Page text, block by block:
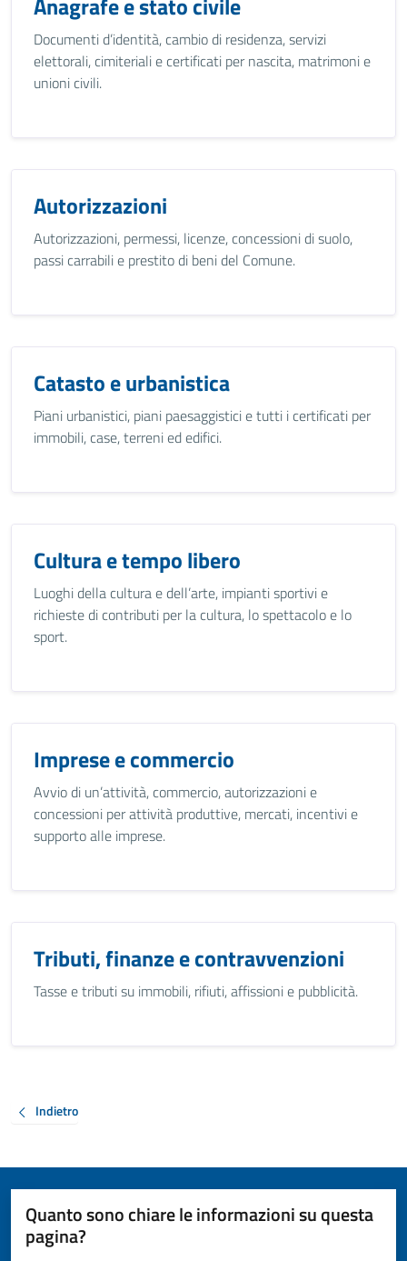
Documenti d’identità, cambio di residenza, servizi
elettorali, cimiteriali e certificati per nascita, matrimoni e
unioni civili.
Autorizzazioni
Autorizzazioni, permessi, licenze, concessioni di suolo,
passi carrabili e prestito di beni del Comune.
Catasto e urbanistica
Piani urbanistici, piani paesaggistici e tutti i certificati per
immobili, case, terreni ed edifici.
Cultura e tempo libero
Luoghi della cultura e dell’arte, impianti sportivi e
richieste di contributi per la cultura, lo spettacolo e lo
sport.
Imprese e commercio
Avvio di un’attività, commercio, autorizzazioni e
concessioni per attività produttive, mercati, incentivi e
supporto alle imprese.
Tributi, finanze e contravvenzioni
Tasse e tributi su immobili, rifiuti, affissioni e pubblicità.
Indietro
Quanto sono chiare le informazioni su questa
pagina?